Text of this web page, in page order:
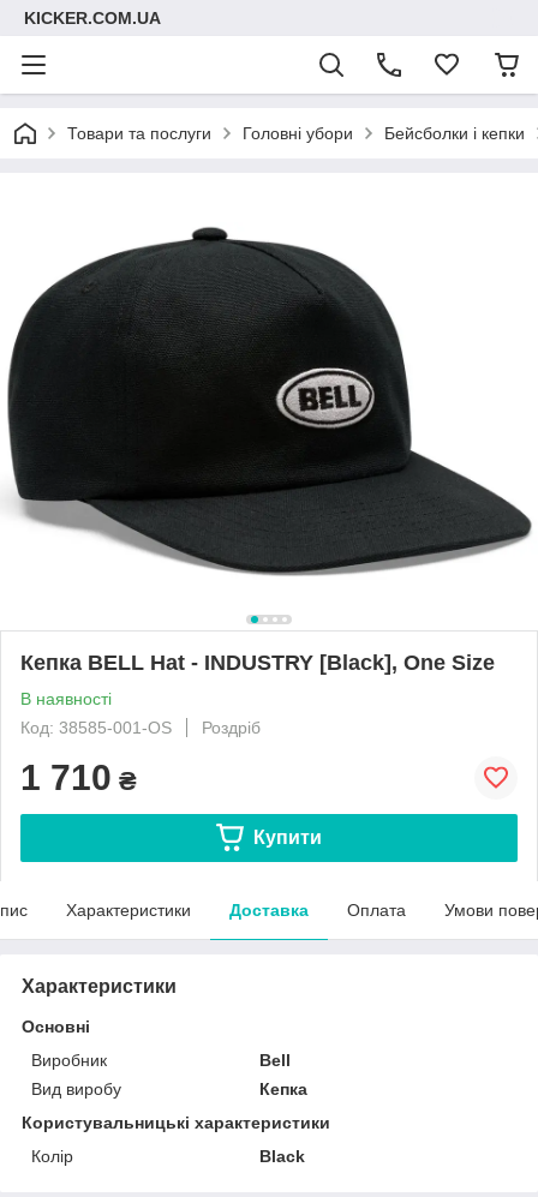
KICKER.COM.UA
Товари та послуги Головні убори Бейсболки і кепки
Кепка BELL Hat - INDUSTRY [Black], One Size
В наявності
Код: 38585-001-OS
Роздріб
1 710 ₴
Купити
Характеристики Доставка Оплата Умови
Характеристики
Основні
Виробник
Bell
Вид виробу
Кепка
Користувальницькі характеристики
Колір
Black